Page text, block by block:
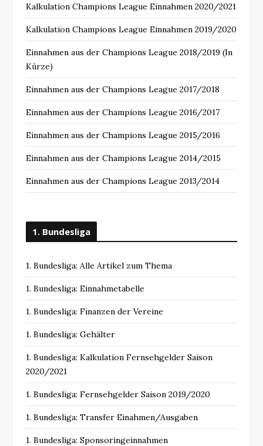
Kalkulation Champions League Einnahmen 2020/2021
Kalkulation Champions League Einnahmen 2019/2020
Einnahmen aus der Champions League 2018/2019 (In
Kürze)
Einnahmen aus der Champions League 2017/2018
Einnahmen aus der Champions League 2016/2017
Einnahmen aus der Champions League 2015/2016
Einnahmen aus der Champions League 2014/2015
Einnahmen aus der Champions League 2013/2014
1. Bundesliga
1. Bundesliga: Alle Artikel zum Thema
1. Bundesliga: Einnahmetabelle
1. Bundesliga: Finanzen der Vereine
1. Bundesliga: Gehälter
1. Bundesliga: Kalkulation Fernsehgelder Saison
2020/2021
1. Bundesliga: Fernsehgelder Saison 2019/2020
1. Bundesliga: Transfer Einahmen/Ausgaben
1. Bundesliga: Sponsoringeinnahmen